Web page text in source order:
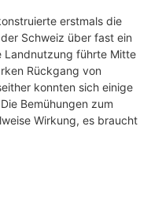
erstmals die
Schweiz über fast ein
Landnutzung führte Mitte
Rückgang von
konnten sich einige
Bemühungen zum
Wirkung, es braucht